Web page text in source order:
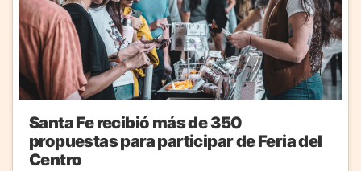
Santa Fe recibió más de 350
propuestas para participar de Feria del
Centro